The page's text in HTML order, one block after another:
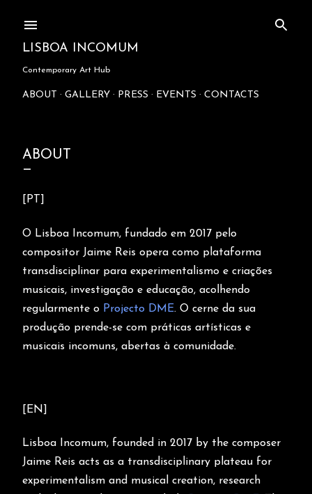
LISBOA INCOMUM
Contemporary Art Hub
ABOUT GALLERY PRESS EVENTS CONTACTS
ABOUT
[PT]
O Lisboa Incomum, fundado em 2017 pelo
compositor Jaime Reis opera como plataforma
transdisciplinar para experimentalismo e criações
musicais, investigação e educação, acolhendo
regularmente o Projecto DME. O cerne da sua
produção prende-se com práticas artísticas e
musicais incomuns, abertas à comunidade.
[EN]
Lisboa Incomum, founded in 2017 by the composer
Jaime Reis acts as a transdisciplinary plateau for
experimentalism and musical creation, research